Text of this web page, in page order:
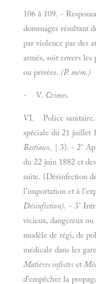
106 à 109. -
dommages résultant
par violence par des
armés, soit envers
ou privées. (P. mém.)
- V. Crimes.
VI. Police sanitaire.-
spéciale du 21 juillet
Bestiaux, | 3). - 2°
du 22 juin 1882 et
suite. (Désinfection
l'importation et à
Désinfection). - 3°
vicieux, dangereux
modèle de régi, de
médicale dans les
Matières infectes et
d'empêcher la